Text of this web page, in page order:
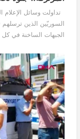
تداولت وسائل الإعلام
السوريّين الذين ترسلهم
الجبهات الساخنة في كل